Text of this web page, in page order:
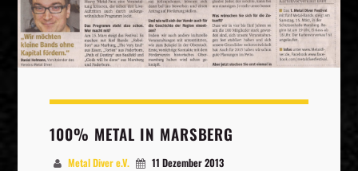
100% METAL IN MARSBERG
Metal Diver e.V.
11 Dezember 2013